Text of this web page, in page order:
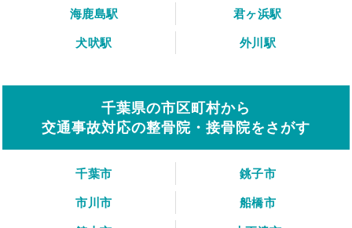
海鹿島駅
君ヶ浜駅
犬吠駅
外川駅
千葉県の市区町村から
交通事故対応の整骨院・接骨院をさがす
千葉市
銚子市
市川市
船橋市